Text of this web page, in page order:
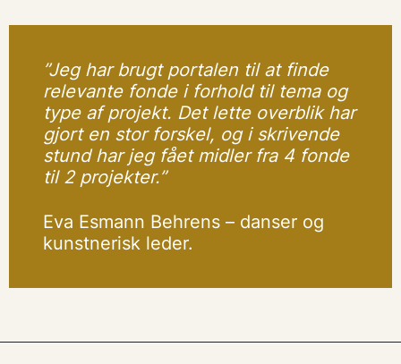
”Jeg har brugt portalen til at finde
relevante fonde i forhold til tema og
type af projekt. Det lette overblik har
gjort en stor forskel, og i skrivende
stund har jeg fået midler fra 4 fonde
til 2 projekter.”
Eva Esmann Behrens – danser og
kunstnerisk leder.